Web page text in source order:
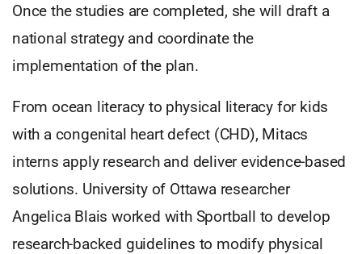
Once the studies are completed, she will draft a
national strategy and coordinate the
implementation of the plan.
From ocean literacy to physical literacy for kids
with a congenital heart defect (CHD), Mitacs
interns apply research and deliver evidence-based
solutions. University of Ottawa researcher
Angelica Blais worked with Sportball to develop
research-backed guidelines to modify physical